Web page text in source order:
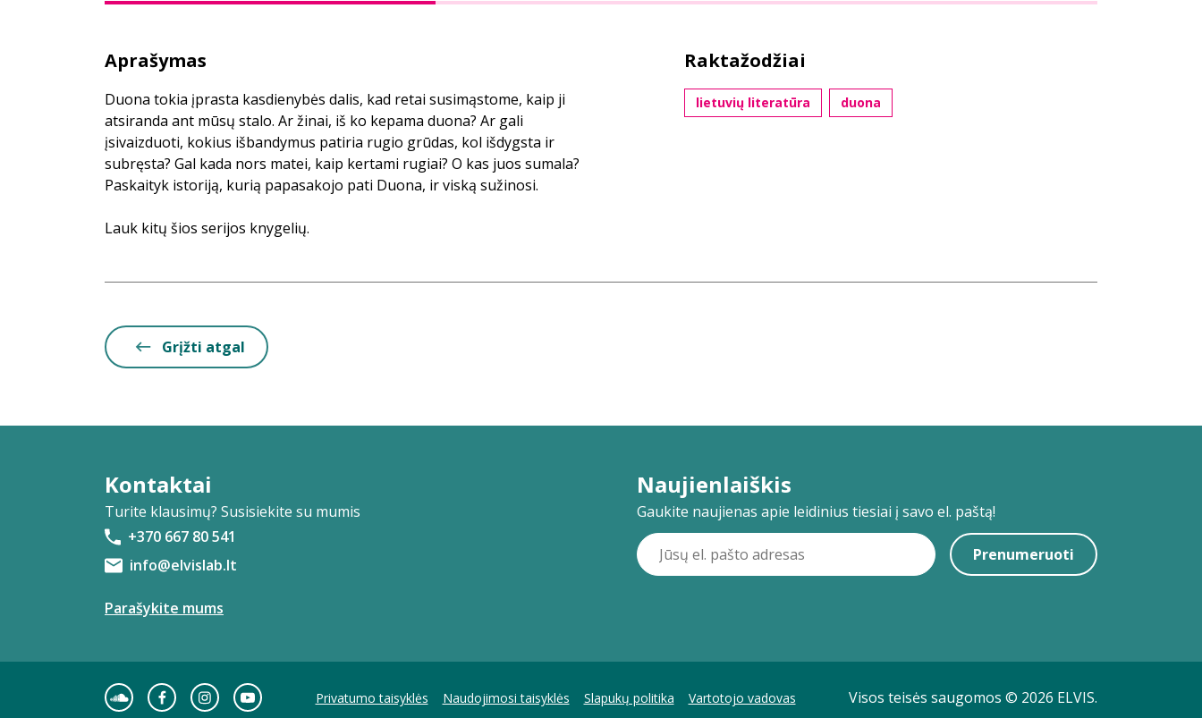
Aprašymas
Duona tokia įprasta kasdienybės dalis, kad retai susimąstome, kaip ji
atsiranda ant mūsų stalo. Ar žinai, iš ko kepama duona? Ar gali
įsivaizduoti, kokius išbandymus patiria rugio grūdas, kol išdygsta ir
subręsta? Gal kada nors matei, kaip kertami rugiai? O kas juos sumala?
Paskaityk istoriją, kurią papasakojo pati Duona, ir viską sužinosi.
Lauk kitų šios serijos knygelių.
Raktažodžiai
lietuvių literatūra duona
Grįžti atgal
Kontaktai
Turite klausimų? Susisiekite su mumis
+370 667 80 541
info@elvislab.lt
Parašykite mums
Naujienlaiškis
Gaukite naujienas apie leidinius tiesiai į savo el. paštą!
Prenumeruoti
Visos teisės saugomos © 2026 ELVIS.
Privatumo taisyklės Naudojimosi taisyklės Slapukų politika Vartotojo vadovas